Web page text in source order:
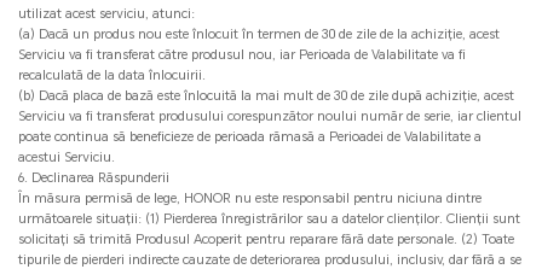
utilizat acest serviciu, atunci:
(a) Dacă un produs nou este înlocuit în termen de 30 de zile de la achiziție, acest
Serviciu va fi transferat către produsul nou, iar Perioada de Valabilitate va fi
recalculată de la data înlocuirii.
(b) Dacă placa de bază este înlocuită la mai mult de 30 de zile după achiziție, acest
Serviciu va fi transferat produsului corespunzător noului număr de serie, iar clientul
poate continua să beneficieze de perioada rămasă a Perioadei de Valabilitate a
acestui Serviciu.
6. Declinarea Răspunderii
În măsura permisă de lege, HONOR nu este responsabil pentru niciuna dintre
următoarele situații: (1) Pierderea înregistrărilor sau a datelor clienților. Clienții sunt
solicitați să trimită Produsul Acoperit pentru reparare fără date personale. (2) Toate
tipurile de pierderi indirecte cauzate de deteriorarea produsului, inclusiv, dar fără a se